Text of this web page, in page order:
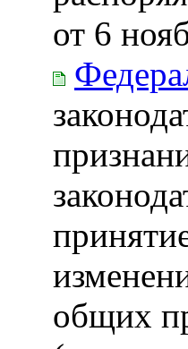
от 6
общих